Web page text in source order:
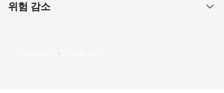
위험 감소
지금 바로 수익 창출하기